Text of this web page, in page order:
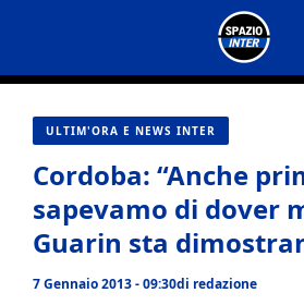
contenuto
ULTIM'ORA E NEWS INTER
Cordoba: “Anche
sapevamo di dover
Guarin sta
7 Gennaio 2013 - 09:30di redazione